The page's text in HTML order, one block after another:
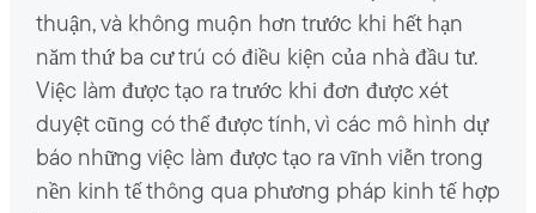
thuận, và không muộn hơn trước khi hết hạn
năm thứ ba cư trú có điều kiện của nhà đầu tư.
Việc làm được tạo ra trước khi đơn được xét
duyệt cũng có thể được tính, vì các mô hình dự
báo những việc làm được tạo ra vĩnh viễn trong
nền kinh tế thông qua phương pháp kinh tế hợp